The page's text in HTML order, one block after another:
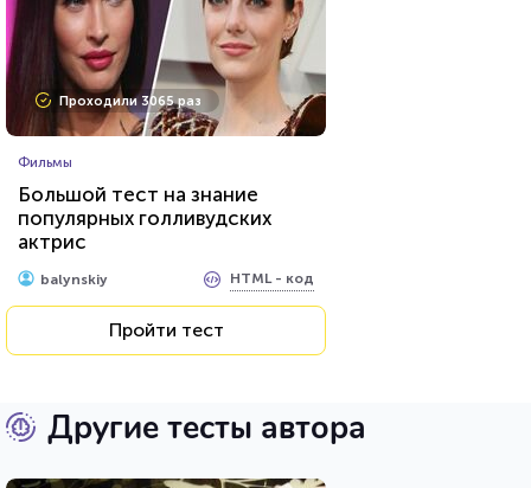
Проходили 3065 раз
Фильмы
Большой тест на знание
популярных голливудских
актрис
balynskiy HTML - код
Пройти тест
Другие тесты автора